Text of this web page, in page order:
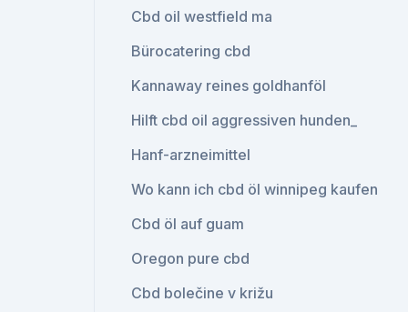
Cbd oil westfield ma
Bürocatering cbd
Kannaway reines goldhanföl
Hilft cbd oil aggressiven hunden_
Hanf-arzneimittel
Wo kann ich cbd öl winnipeg kaufen
Cbd öl auf guam
Oregon pure cbd
Cbd bolečine v križu